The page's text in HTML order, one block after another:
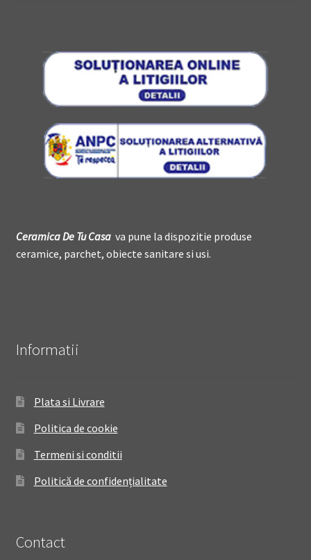
Ceramica DeTu Casava pune la dispozitie produse
ceramice, parchet, obiecte sanitare si usi.
Informatii
Plata si Livrare
Politica de cookie
Termeni si conditii
Politică de confidențialitate
Contact